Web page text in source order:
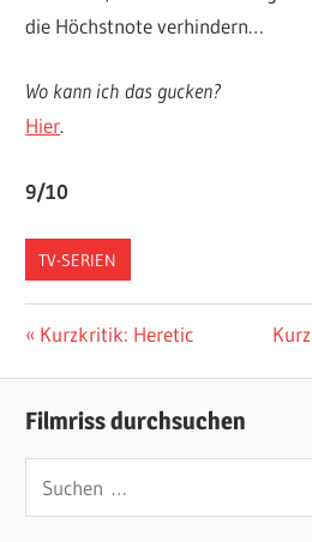
die Höchstnote verhindern…
Wo kann ich das gucken?
Hier.
9/10
TV-SERIEN
Beitragsnavigation
Vorheriger
Kurzkritik: Heretic
Filmriss durchsuchen